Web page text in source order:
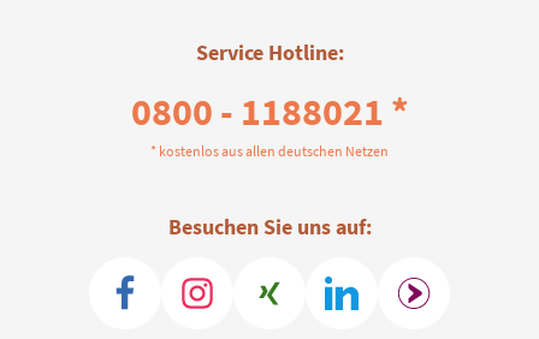
Service Hotline:
0800 - 1188021 *
* kostenlos aus allen deutschen Netzen
Besuchen Sie uns auf: